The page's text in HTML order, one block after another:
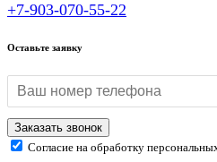
+7-903-070-55-22
Оставьте заявку
Согласие на обработку